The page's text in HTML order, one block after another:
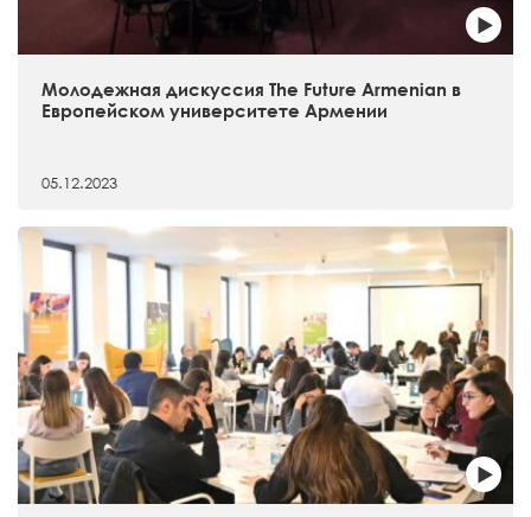
Молодежная дискуссия The Future Armenian в
Европейском университете Армении
05.12.2023